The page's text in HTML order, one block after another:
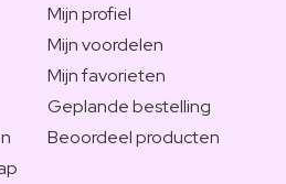
Mijn profiel
Mijn voordelen
Mijn favorieten
Geplande bestelling
Beoordeel producten